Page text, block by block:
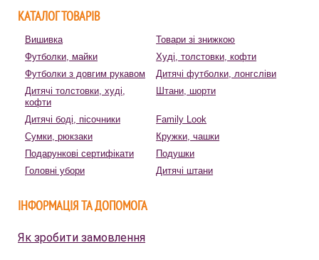
КАТАЛОГ ТОВАРІВ
Вишивка
Товари зі знижкою
Футболки, майки
Худі, толстовки, кофти
Футболки з довгим рукавом
Дитячі футболки, лонгсліви
Дитячі толстовки, худі,
кофти
Штани, шорти
Дитячі боді, пісочники
Family Look
Сумки, рюкзаки
Кружки, чашки
Подарункові сертифікати
Подушки
Головні убори
Дитячі штани
ІНФОРМАЦІЯ ТА ДОПОМОГА
Як зробити замовлення